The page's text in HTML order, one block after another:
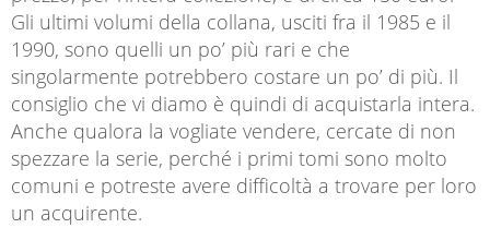
Gli ultimi volumi della collana, usciti fra il 1985 e il
1990, sono quelli un po’ più rari e che
singolarmente potrebbero costare un po’ di più. Il
consiglio che vi diamo è quindi di acquistarla intera.
Anche qualora la vogliate vendere, cercate di non
spezzare la serie, perché i primi tomi sono molto
comuni e potreste avere difficoltà a trovare per loro
un acquirente.